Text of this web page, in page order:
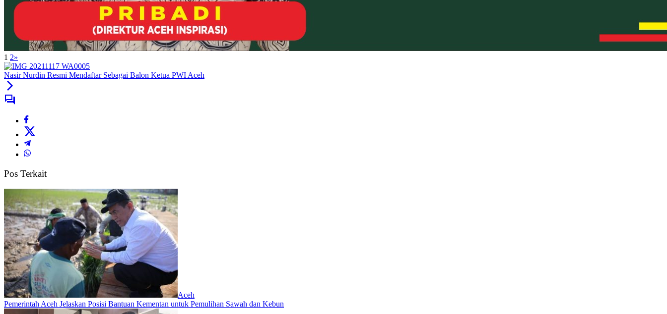
1 2»
Nasir Nurdin Resmi Mendaftar Sebagai Balon Ketua PWI Aceh
Pos Terkait
Aceh
Pemerintah Aceh Jelaskan Posisi Bantuan Kementan untuk Pemulihan Sawah dan Kebun